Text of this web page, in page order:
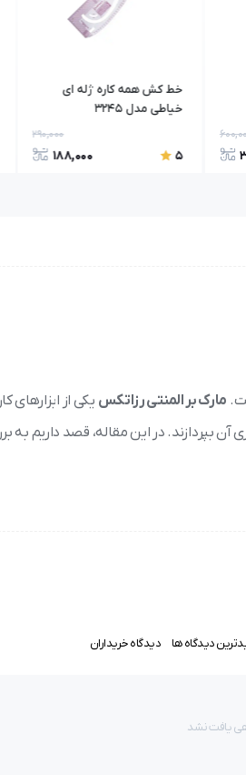
خط کش همه کاره ژله ای
خیاطی مدل 3245
5
290,000
188,000
مارک بر المنتی رزاتکس یکی از ابزارهای
بپردازند. در این مقاله، قصد داریم به
را انجام می‌دهد. این فناوری نوین
فراهم می‌کند.
دیدگاه ها دیدگاه خریداران
یافت نشد